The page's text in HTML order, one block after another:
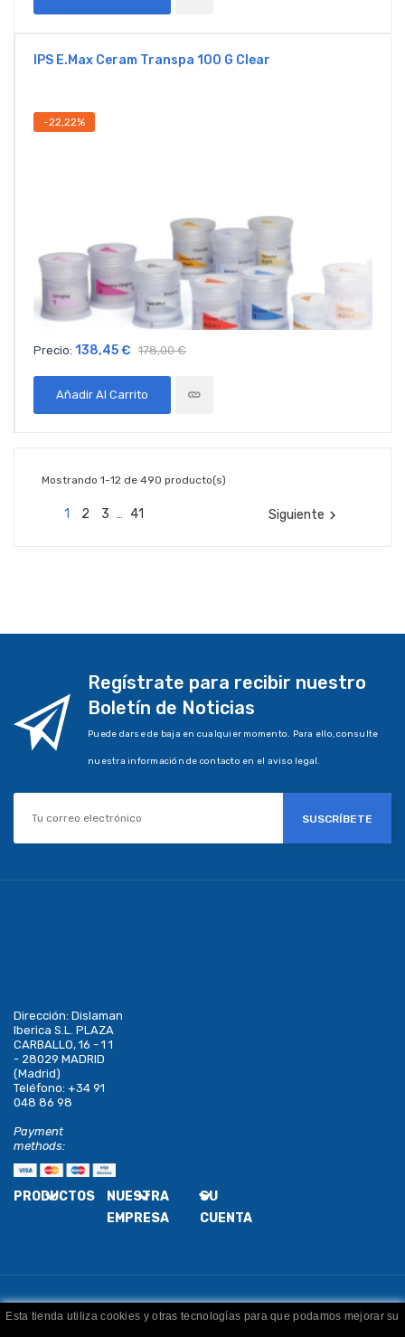
IPS E.max Ceram Transpa 100 G Clear
-22,22%
Precio: 138,45 € 178,00 €
Añadir Al Carrito
Mostrando 1-12 de 490 producto(s)
1 2 3 … 41 Siguiente 
Regístrate para recibir nuestro
Boletín de Noticias
Puede darse de baja en cualquier momento. Para ello, consulte
nuestra información de contacto en el aviso legal.
SUSCRÍBETE
Dirección: Dislaman
Iberica S.L. PLAZA
CARBALLO, 16 - 1 1
- 28029 MADRID
(Madrid)
Teléfono: +34 91
048 86 98
Payment
methods:
PRODUCTOS
NUESTRA
EMPRESA
SU
CUENTA
Esta tienda utiliza cookies y otras tecnologías para que podamos mejorar su
Dislaman . Todos los derechos reservados